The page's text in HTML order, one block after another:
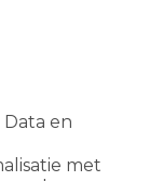
en
met